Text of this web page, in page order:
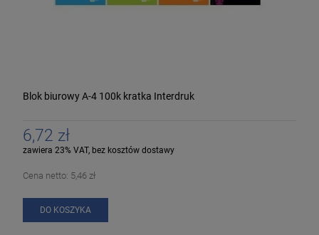
Blok biurowy A-4 100k kratka Interdruk
6,72 zł
zawiera 23% VAT, bez kosztów dostawy
Cena netto: 5,46 zł
DO KOSZYKA